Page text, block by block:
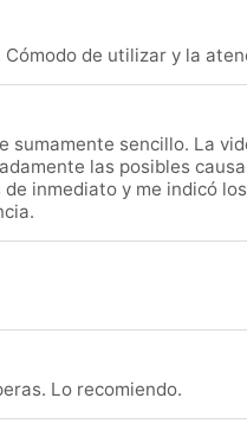
de utilizar y la
sumamente sencillo. La
las posibles
inmediato y me indicó
Lo recomiendo.